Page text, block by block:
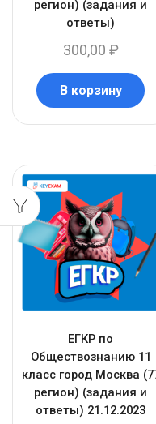
регион) (задания и
ответы)
300,00 ₽
В корзину
ЕГКР по
Обществознанию 11
класс город Москва
регион) (задания и
ответы) 21.12.2023